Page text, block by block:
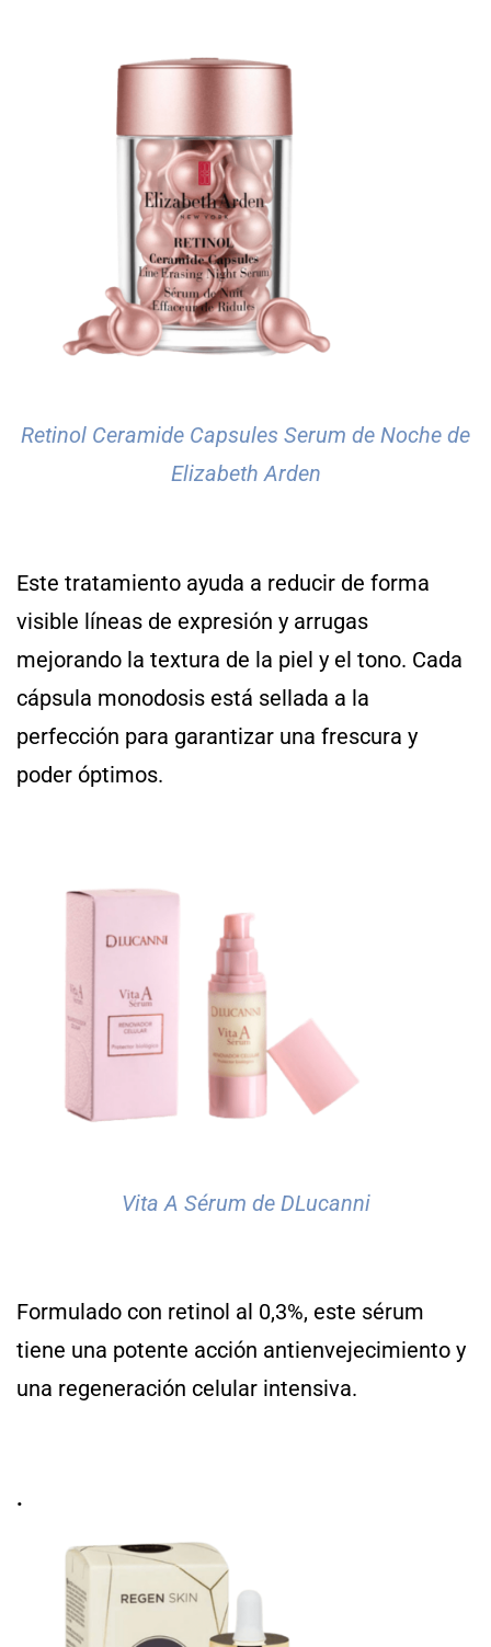
Retinol Ceramide Capsules Serum de Noche de
Elizabeth Arden
Este tratamiento ayuda a reducir de forma
visible líneas de expresión y arrugas
mejorando la textura de la piel y el tono. Cada
cápsula monodosis está sellada a la
perfección para garantizar una frescura y
poder óptimos.
Vita A Sérum de DLucanni
Formulado con retinol al 0,3%, este sérum
tiene una potente acción antienvejecimiento y
una regeneración celular intensiva.
.